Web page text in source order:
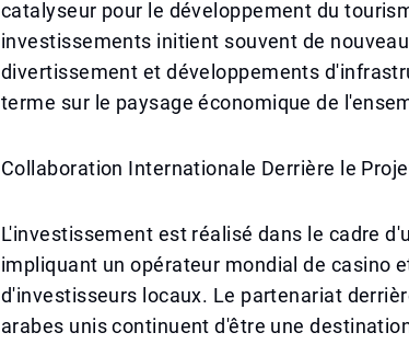
catalyseur pour le développement du
investissements initient souvent de
divertissement et développements
terme sur le paysage économique de
Collaboration Internationale Derrière le
L'investissement est réalisé dans le cadre
impliquant un opérateur mondial de casino
d'investisseurs locaux. Le partenariat
arabes unis continuent d'être une